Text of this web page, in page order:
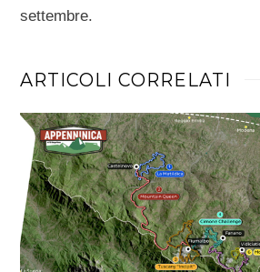
settembre.
ARTICOLI CORRELATI